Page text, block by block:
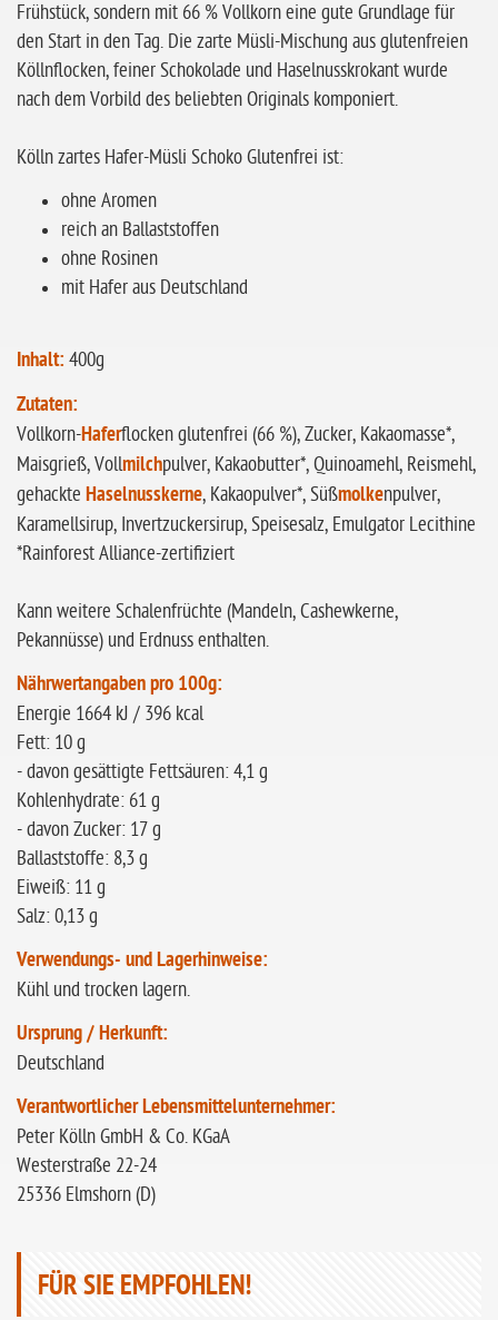
ohne Palmöl
Frühstück, sondern mit 66 % Vollkorn eine gute Grundlage für
den Start in den Tag. Die zarte Müsli-Mischung aus glutenfreien
Köllnflocken, feiner Schokolade und Haselnusskrokant wurde
nach dem Vorbild des beliebten Originals komponiert.
Kölln zartes Hafer-Müsli Schoko Glutenfrei ist:
ohne Aromen
reich an Ballaststoffen
ohne Rosinen
mit Hafer aus Deutschland
Inhalt: 400g
Zutaten:
Vollkorn-Haferflocken glutenfrei (66 %), Zucker, Kakaomasse*,
Maisgrieß, Vollmilchpulver, Kakaobutter*, Quinoamehl, Reismehl,
gehackte Haselnusskerne, Kakaopulver*, Süßmolkenpulver,
Karamellsirup, Invertzuckersirup, Speisesalz, Emulgator Lecithine
*Rainforest Alliance-zertifiziert
Kann weitere Schalenfrüchte (Mandeln, Cashewkerne,
Pekannüsse) und Erdnuss enthalten.
Nährwertangaben pro 100g:
Energie 1664 kJ / 396 kcal
Fett: 10 g
- davon gesättigte Fettsäuren: 4,1 g
Kohlenhydrate: 61 g
- davon Zucker: 17 g
Ballaststoffe: 8,3 g
Eiweiß: 11 g
Salz: 0,13 g
Verwendungs- und Lagerhinweise:
Kühl und trocken lagern.
Ursprung / Herkunft:
Deutschland
Verantwortlicher Lebensmittelunternehmer:
Peter Kölln GmbH & Co. KGaA
Westerstraße 22-24
25336 Elmshorn (D)
FÜR SIE EMPFOHLEN!